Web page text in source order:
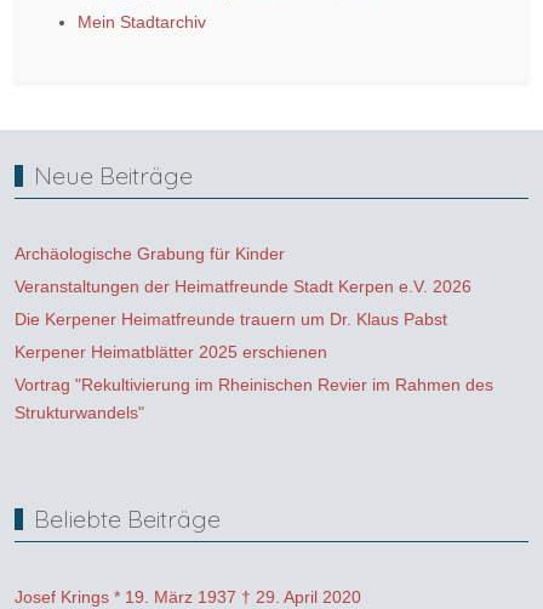
Mein Stadtarchiv
Neue Beiträge
Archäologische Grabung für Kinder
Veranstaltungen der Heimatfreunde Stadt Kerpen e.V. 2026
Die Kerpener Heimatfreunde trauern um Dr. Klaus Pabst
Kerpener Heimatblätter 2025 erschienen
Vortrag "Rekultivierung im Rheinischen Revier im Rahmen des
Strukturwandels"
Beliebte Beiträge
Josef Krings * 19. März 1937 † 29. April 2020